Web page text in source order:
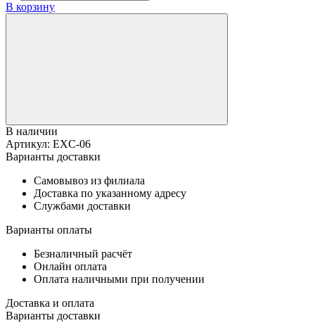
В корзину
В наличии
Артикул: EXC-06
Варианты доставки
Самовывоз из филиала
Доставка по указанному адресу
Службами доставки
Варианты оплаты
Безналичный расчёт
Онлайн оплата
Оплата наличными при получении
Доставка и оплата
Варианты доставки